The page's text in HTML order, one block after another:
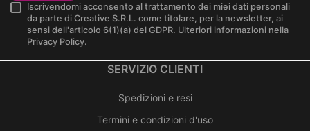
Iscrivendomi acconsento al trattamento dei miei dati personali
da parte di Creative S.R.L. come titolare, per la newsletter, ai
sensi dell'articolo 6(1)(a) del GDPR. Ulteriori informazioni nella
Privacy Policy.
SERVIZIO CLIENTI
Spedizioni e resi
Termini e condizioni d'uso